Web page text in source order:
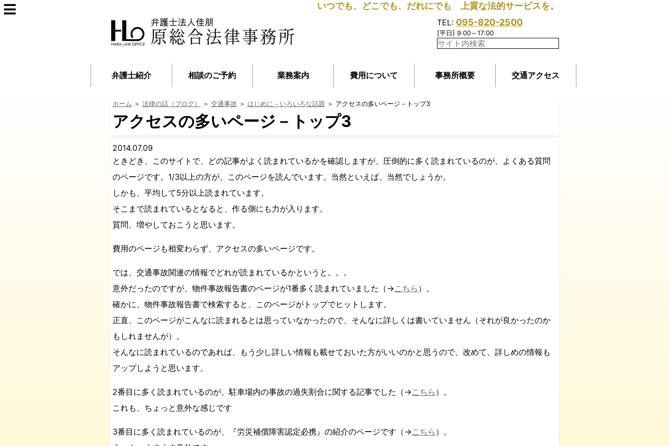
いつでも、どこでも、だれにでも 上質な法的サービスを。
TEL: 095-820-2500
[平日] 9:00～17:00
弁護士紹介 相談のご予約 業務案内 費用について 事務所概要 交通アクセス
ホーム ＞ 法律の話（ブログ） ＞ 交通事故 ＞ はじめに－いろいろな話題 ＞ アクセスの多いページ－トップ3
アクセスの多いページ－トップ3
2014.07.09
ときどき、このサイトで、どの記事がよく読まれているかを確認しますが、圧倒的に多く読まれているのが、よくある質問
のページです。1/3以上の方が、このページを読んでいます。当然といえば、当然でしょうか。
しかも、平均して5分以上読まれています。
そこまで読まれているとなると、作る側にも力が入ります。
質問、増やしておこうと思います。
費用のページも相変わらず、アクセスの多いページです。
では、交通事故関連の情報でどれが読まれているかというと。。。
意外だったのですが、物件事故報告書のページが1番多く読まれていました（→こちら ）。
確かに、物件事故報告書で検索すると、このページがトップでヒットします。
正直、このページがこんなに読まれるとは思っていなかったので、そんなに詳しくは書いていません（それが良かったのか
もしれませんが）。
そんなに読まれているのであれば、もう少し詳しい情報も載せておいた方がいいのかと思うので、改めて、詳しめの情報も
アップしようと思います。
2番目に多く読まれているのが、駐車場内の事故の過失割合に関する記事でした（→こちら ）。
これも、ちょっと意外な感じです
3番目に多く読まれているのが、『労災補償障害認定必携』の紹介のページです（→こちら ）。